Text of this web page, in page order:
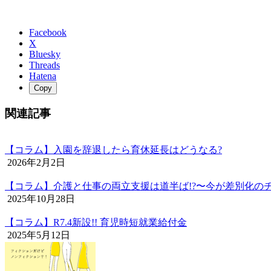
Facebook
X
Bluesky
Threads
Hatena
Copy
関連記事
【コラム】入園を辞退したら育休延長はどうなる?
2026年2月2日
【コラム】介護と仕事の両立支援は道半ば!?〜今が差別化の
2025年10月28日
【コラム】R7.4新設!! 育児時短就業給付金
2025年5月12日